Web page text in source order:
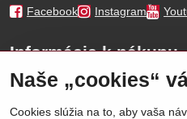
Facebook Instagram
Informácie k nákupu
Naše značky
Naše „cookies“
Cookies slúžia na to, aby vaša